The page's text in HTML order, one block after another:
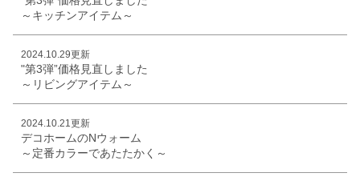
～キッチンアイテム～
2024.10.29更新
"第3弾”価格見直しました
～リビングアイテム～
2024.10.21更新
デコホームのNウォーム
～定番カラーであたたかく～